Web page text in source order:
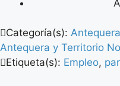
Categoría(s): Antequera
Antequera y Territorio
Etiqueta(s): Empleo,